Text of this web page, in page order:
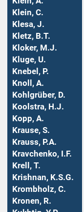
Klein, C.
Klesa, J.
Kletz, B.T.
Kloker, M.J.
Kluge, U.
Knebel, P.
Knoll, A.
Kohlgrüber, D.
Koolstra, H.J.
Kopp, A.
Krause, S.
Krauss, P.A.
Kravchenko, I.F.
Krell, T.
Krishnan, K.S.G.
Krombholz, C.
Kronen, R.